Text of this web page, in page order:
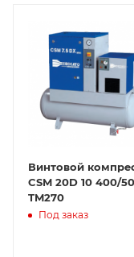
Винтовой
CSM 20D 10 400/50
TM270
Под заказ